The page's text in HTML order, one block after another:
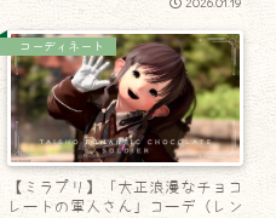
2026.01.19
コーディネート
【ミラプリ】「大正浪漫なチョコ
レートの軍人さん」コーデ（レン